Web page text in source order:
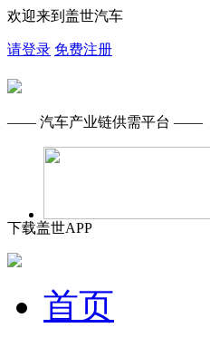
欢迎来到盖世汽车
请登录 免费注册
—— 汽车产业链供需平台 ——
下载盖世APP
首页